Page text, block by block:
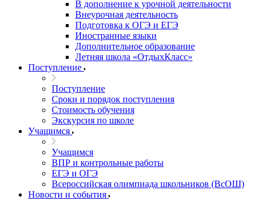
В дополнение к урочной деятельности
Внеурочная деятельность
Подготовка к ОГЭ и ЕГЭ
Иностранные языки
Дополнительное образование
Летняя школа «ОтдыхКласс»
Поступление
Поступление
Сроки и порядок поступления
Стоимость обучения
Экскурсия по школе
Учащимся
Учащимся
ВПР и контрольные работы
ЕГЭ и ОГЭ
Всероссийская олимпиада школьников (ВсОШ)
Новости и события